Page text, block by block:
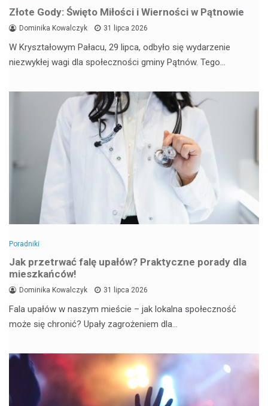
Złote Gody: Święto Miłości i Wierności w Pątnowie
Dominika Kowalczyk 31 lipca 2026
W Kryształowym Pałacu, 29 lipca, odbyło się wydarzenie
niezwykłej wagi dla społeczności gminy Pątnów. Tego…
Poradniki
Jak przetrwać falę upałów? Praktyczne porady dla
mieszkańców!
Dominika Kowalczyk 31 lipca 2026
Fala upałów w naszym mieście – jak lokalna społeczność
może się chronić? Upały zagrożeniem dla…